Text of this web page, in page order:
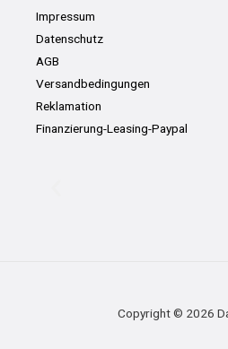
Impressum
Datenschutz
AGB
Versandbedingungen
Reklamation
Finanzierung-Leasing-Paypal
Copyright © 2026